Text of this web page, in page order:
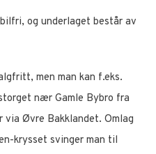
og underlaget består av
men man kan f.eks.
nær Gamle Bybro fra
via Øvre Bakklandet. Omlag
krysset svinger man til